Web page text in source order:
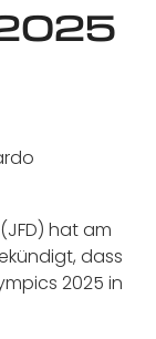
hat am
dass
2025 in